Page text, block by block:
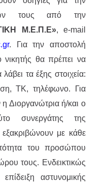
τους από την
Μ.Ε.Π.Ε», e-mail
. Για την αποστολή
θα πρέπει να
τα έξης στοιχεία:
ΤΚ, τηλέφωνο. Για
Διοργανώτρια ή/και ο
συνεργάτης της
εξακριβώνουν με κάθε
του προσώπου
τους. Ενδεικτικώς
αστυνομικής